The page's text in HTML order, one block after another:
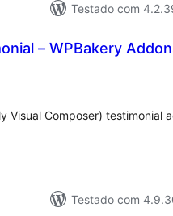
Testado com
– WPBakery
Visual Composer) testimonial
Testado com